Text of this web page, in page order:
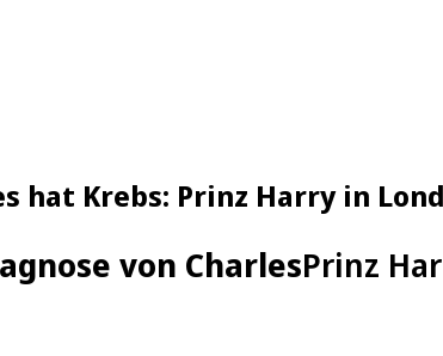
hat Krebs: Prinz Harry in
von CharlesPrinz